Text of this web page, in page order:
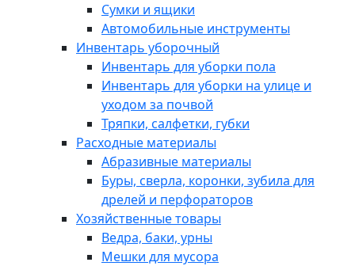
Сумки и ящики
Автомобильные инструменты
Инвентарь уборочный
Инвентарь для уборки пола
Инвентарь для уборки на улице и
уходом за почвой
Тряпки, салфетки, губки
Расходные материалы
Абразивные материалы
Буры, сверла, коронки, зубила для
дрелей и перфораторов
Хозяйственные товары
Ведра, баки, урны
Мешки для мусора